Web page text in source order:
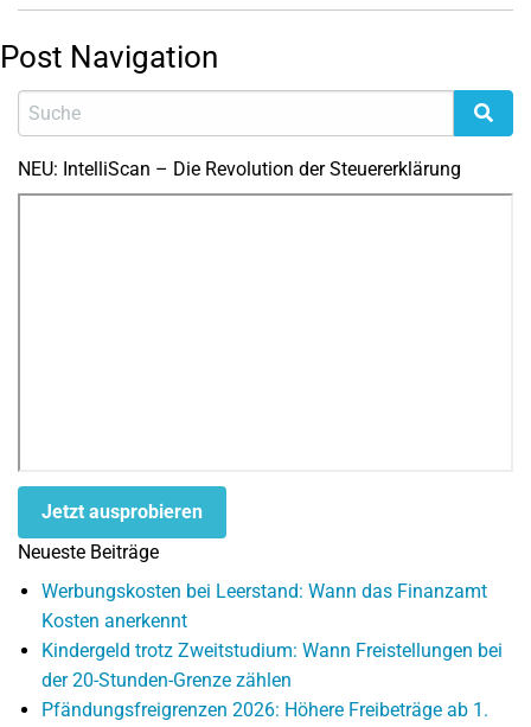
Post Navigation
NEU: IntelliScan – Die Revolution der Steuererklärung
Jetzt ausprobieren
Neueste Beiträge
Werbungskosten bei Leerstand: Wann das Finanzamt
Kosten anerkennt
Kindergeld trotz Zweitstudium: Wann Freistellungen bei
der 20-Stunden-Grenze zählen
Pfändungsfreigrenzen 2026: Höhere Freibeträge ab 1.